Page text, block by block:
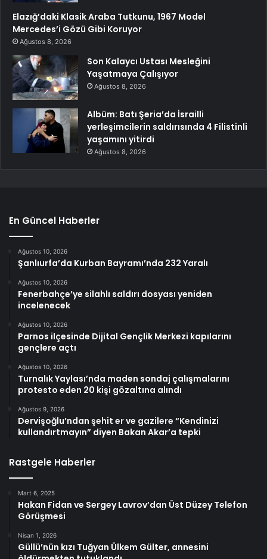
Elazığ’daki Klasik Araba Tutkunu, 1967 Model
Mercedes’i Gözü Gibi Koruyor
Ağustos 8, 2026
Son Kalaycı Ustası Mesleğini
Yaşatmaya Çalışıyor
Ağustos 8, 2026
Albüm: Batı Şeria’da İsrailli
yerleşimcilerin saldırısında 4 Filistinli
yaşamını yitirdi
Ağustos 8, 2026
En Güncel Haberler
Ağustos 10, 2026
Şanlıurfa’da Kurban Bayramı’nda 232 Yaralı
Ağustos 10, 2026
Fenerbahçe’ye silahlı saldırı dosyası yeniden
incelenecek
Ağustos 10, 2026
Parnos ilçesinde Dijital Gençlik Merkezi kapılarını
gençlere açtı
Ağustos 10, 2026
Turnalık Yaylası’nda maden sondaj çalışmalarını
protesto eden 20 kişi gözaltına alındı
Ağustos 9, 2026
Dervişoğlu’ndan şehit er ve gazilere “Kendinizi
kullandırtmayın” diyen Bakan Akar’a tepki
Rastgele Haberler
Mart 6, 2025
Hakan Fidan ve Sergey Lavrov’dan Üst Düzey Telefon
Görüşmesi
Nisan 1, 2026
Güllü’nün kızı Tuğyan Ülkem Gülter, annesini